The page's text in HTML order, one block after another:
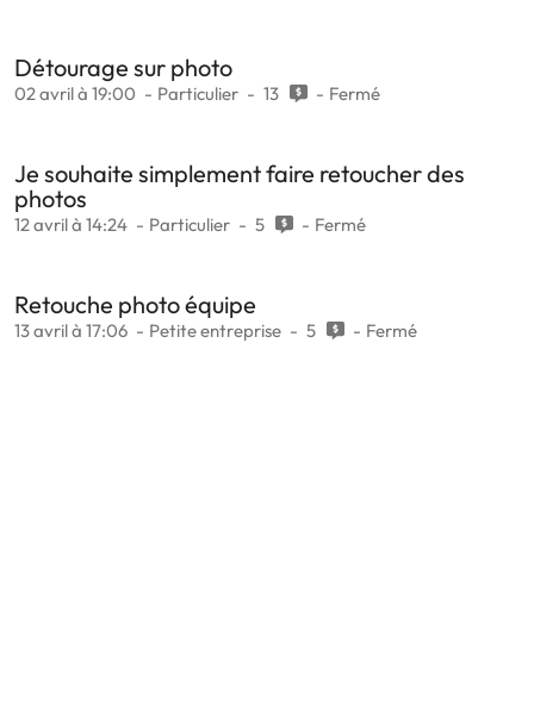
Détourage sur photo
02 avril à 19:00 Particulier 13 Fermé
Je souhaite simplement faire retoucher des
photos
12 avril à 14:24 Particulier 5 Fermé
Retouche photo équipe
13 avril à 17:06 Petite entreprise 5 Fermé